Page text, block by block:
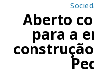
Aberto
para a